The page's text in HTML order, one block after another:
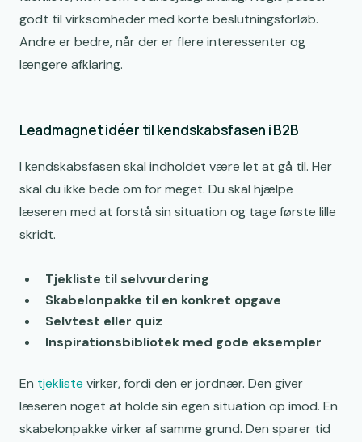
godt til virksomheder med korte beslutningsforløb.
Andre er bedre, når der er flere interessenter og
længere afklaring.
Leadmagnet idéer til kendskabsfasen i B2B
I kendskabsfasen skal indholdet være let at gå til. Her
skal du ikke bede om for meget. Du skal hjælpe
læseren med at forstå sin situation og tage første lille
skridt.
Tjekliste til selvvurdering
Skabelonpakke til en konkret opgave
Selvtest eller quiz
Inspirationsbibliotek med gode eksempler
En tjekliste virker, fordi den er jordnær. Den giver
læseren noget at holde sin egen situation op imod. En
skabelonpakke virker af samme grund. Den sparer tid